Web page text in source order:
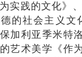
实践的文化》
的社会主义文
加利亚季米特
艺术美学《作